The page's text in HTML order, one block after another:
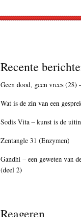
Recente
Geen dood, geen vrees (28)
Wat is de zin van een
Sodis Vita – kunst is de
Zentangle 31 (Enzymen)
Gandhi – een geweten van
(deel 2)
Reageren